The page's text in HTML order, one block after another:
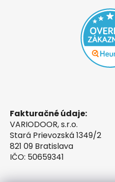
Fakturačné údaje:
VARIODOOR, s.r.o.
Stará Prievozská 1349/2
821 09 Bratislava
IČO: 50659341